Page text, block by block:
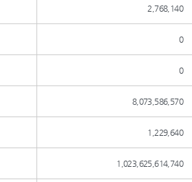
2,768,140
0
0
8,073,586,570
1,229,640
1,023,625,614,740